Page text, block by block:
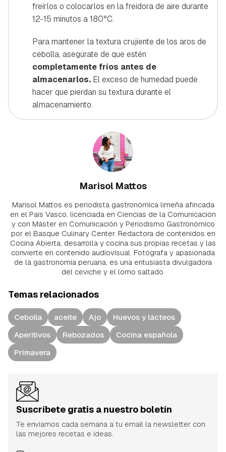
freírlos o colocarlos en la freidora de aire durante
12-15 minutos a 180°C.
Para mantener la textura crujiente de los aros de
cebolla, asegúrate de que estén
completamente fríos antes de
almacenarlos. El exceso de humedad puede
hacer que pierdan su textura durante el
almacenamiento.
Marisol Mattos
Marisol Mattos es periodista gastronómica limeña afincada
en el País Vasco, licenciada en Ciencias de la Comunicación
y con Máster en Comunicación y Periodismo Gastronómico
por el Basque Culinary Center. Redactora de contenidos en
Cocina Abierta, desarrolla y cocina sus propias recetas y las
convierte en contenido audiovisual. Fotógrafa y apasionada
de la gastronomía peruana, es una entusiasta divulgadora
del ceviche y el lomo saltado.
Temas relacionados
Cebolla aceite Ajo
Huevos y lácteos
Aperitivos
Rebozados
Cocina española
Primavera
Suscríbete gratis a nuestro boletín
Te enviamos cada semana a tu email la newsletter con
las mejores recetas e ideas.